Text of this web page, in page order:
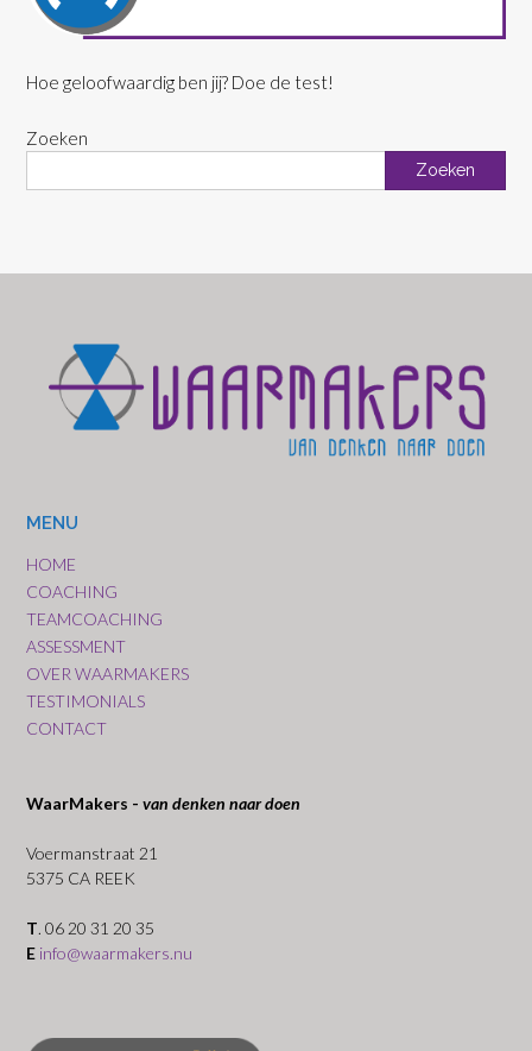
Hoe geloofwaardig ben jij? Doe de test!
Zoeken
Zoeken
MENU
HOME
COACHING
TEAMCOACHING
ASSESSMENT
OVER WAARMAKERS
TESTIMONIALS
CONTACT
WaarMakers - van denken naar doen
Voermanstraat 21
5375 CA REEK
T. 06 20 31 20 35
E info@waarmakers.nu